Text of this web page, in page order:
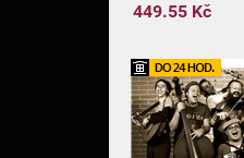
449.55 Kč